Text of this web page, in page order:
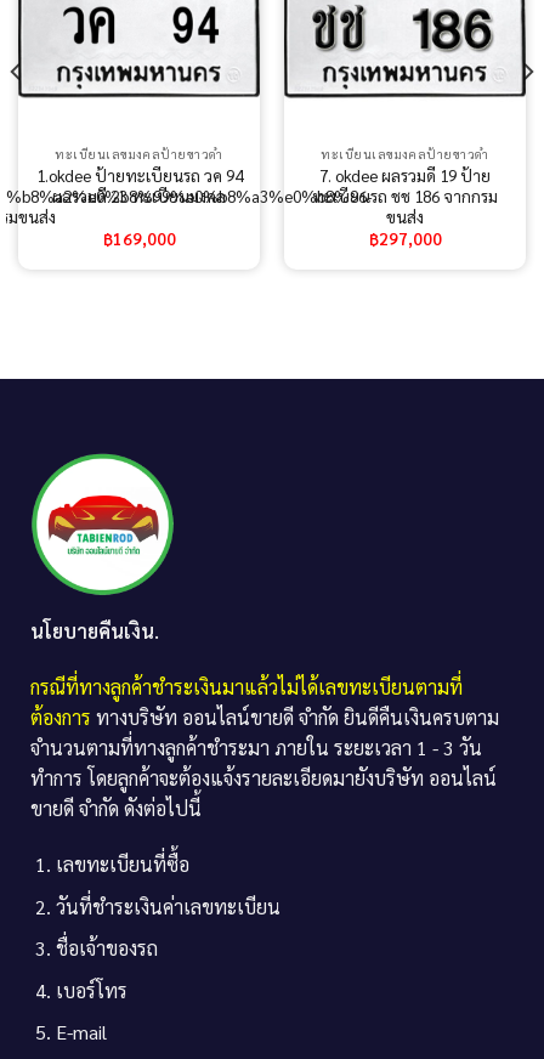
ทะเบียนเลขมงคลป้ายขาวดำ
1.okdee ป้ายทะเบียนรถ วค 94
ผลรวมดี 23 ทะเบียนมงคล
฿169,000
ทะเบียนเลขมงคลป้ายขาวดำ
7. okdee ผลรวมดี 19 ป้าย
ทะเบียนรถ ชช 186 จากกรม
ขนส่ง
฿297,000
มขนส่ง
นโยบายคืนเงิน.
กรณีที่ทางลูกค้าชำระเงินมาแล้วไม่ได้เลขทะเบียนตามที่
ต้องการ ทางบริษัท ออนไลน์ขายดี จำกัด ยินดีคืนเงินครบตาม
จำนวนตามที่ทางลูกค้าชำระมา ภายใน ระยะเวลา 1 - 3 วัน
ทำการ โดยลูกค้าจะต้องแจ้งรายละเอียดมายังบริษัท ออนไลน์
ขายดี จำกัด ดังต่อไปนี้
เลขทะเบียนที่ซื้อ
วันที่ชำระเงินค่าเลขทะเบียน
ชื่อเจ้าของรถ
เบอร์โทร
E-mail